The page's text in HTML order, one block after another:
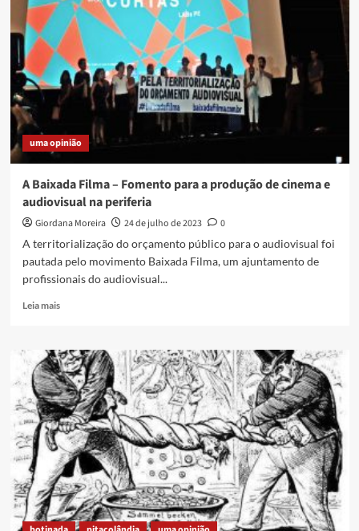
REDE:
POSSÍVEL
UNIÃO
DA
ESQUERDA
NAS
ELEIÇÕES
DE
EM
uma opinião
A Baixada Filma – Fomento para a produção de cinema e
audiovisual na periferia
Giordana Moreira 24 de julho de 2023
0
A territorialização do orçamento público para o audiovisual foi
pautada pelo movimento Baixada Filma, um ajuntamento de
profissionais do audiovisual...
Leia maisRead
A
Baixada
Filma
–
Fomento
para
produção
de
cinema
e
audiovisual